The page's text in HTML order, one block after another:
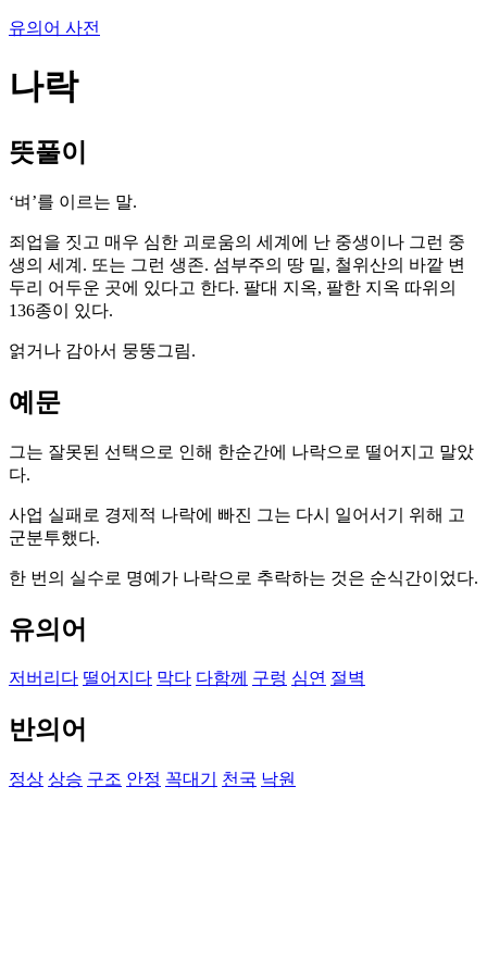
유의어 사전
나락
뜻풀이
‘벼’를 이르는 말.
죄업을 짓고 매우 심한 괴로움의 세계에 난 중생이나 그런 중
생의 세계. 또는 그런 생존. 섬부주의 땅 밑, 철위산의 바깥 변
두리 어두운 곳에 있다고 한다. 팔대 지옥, 팔한 지옥 따위의
136종이 있다.
얽거나 감아서 뭉뚱그림.
예문
그는 잘못된 선택으로 인해 한순간에 나락으로 떨어지고 말았
다.
사업 실패로 경제적 나락에 빠진 그는 다시 일어서기 위해 고
군분투했다.
한 번의 실수로 명예가 나락으로 추락하는 것은 순식간이었다.
유의어
저버리다 떨어지다 막다 다함께 구렁 심연 절벽
반의어
정상 상승 구조 안정 꼭대기 천국 낙원